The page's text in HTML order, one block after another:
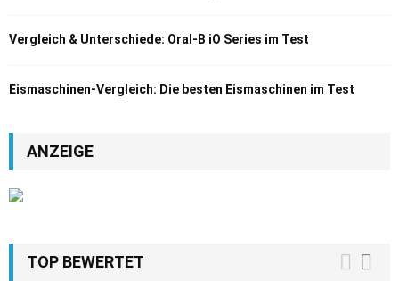
Vergleich & Unterschiede: Oral-B iO Series im Test
Eismaschinen-Vergleich: Die besten Eismaschinen im Test
ANZEIGE
TOP BEWERTET